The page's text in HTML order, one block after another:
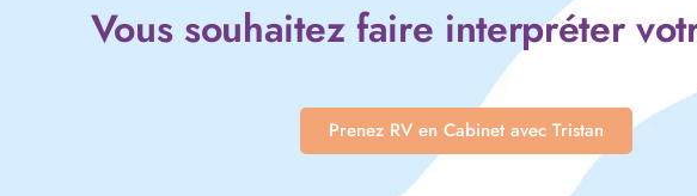
Vous souhaitez faire interpréter
Prenez RV en Cabinet avec Tristan